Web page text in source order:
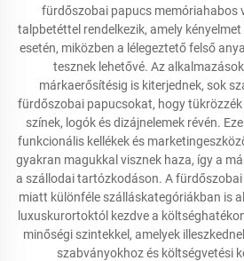
fürdőszobai papucs memóriahabos
talpbetéttel rendelkezik, amely
esetén, miközben a lélegeztető felső
tesznek lehetővé. Az
márkaerősítésig is kiterjednek, sok
fürdőszobai papucsokat, hogy
színek, logók és dizájnelemek révén.
funkcionális kellékek és
gyakran magukkal visznek haza, így a
a szállodai tartózkodáson. A
miatt különféle szálláskategóriákban is
luxuskurortoktól kezdve a
minőségi szintekkel, amelyek
szabványokhoz és költségvetési